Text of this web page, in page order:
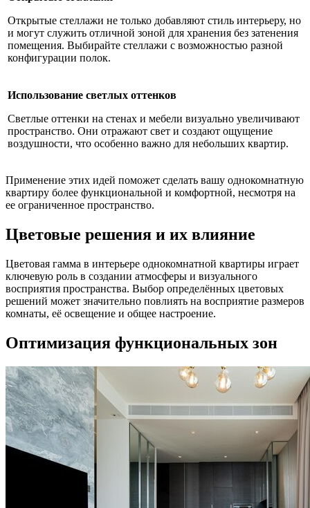
Открытые стеллажи не только добавляют стиль интерьеру, но
и могут служить отличной зоной для хранения без затенения
помещения. Выбирайте стеллажи с возможностью разной
конфигурации полок.
Использование светлых оттенков
Светлые оттенки на стенах и мебели визуально увеличивают
пространство. Они отражают свет и создают ощущение
воздушности, что особенно важно для небольших квартир.
Применение этих идей поможет сделать вашу однокомнатную
квартиру более функциональной и комфортной, несмотря на
ее ограниченное пространство.
Цветовые решения и их влияние
Цветовая гамма в интерьере однокомнатной квартиры играет
ключевую роль в создании атмосферы и визуального
восприятия пространства. Выбор определённых цветовых
решений может значительно повлиять на восприятие размеров
комнаты, её освещение и общее настроение.
Оптимизация функциональных зон